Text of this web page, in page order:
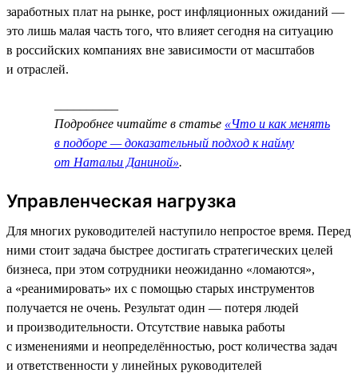
заработных плат на рынке, рост инфляционных ожиданий —
это лишь малая часть того, что влияет сегодня на ситуацию
в российских компаниях вне зависимости от масштабов
и отраслей.
Подробнее читайте в статье «Что и как менять
в подборе — доказательный подход к найму
от Натальи Даниной».
Управленческая нагрузка
Для многих руководителей наступило непростое время. Перед
ними стоит задача быстрее достигать стратегических целей
бизнеса, при этом сотрудники неожиданно «ломаются»,
а «реанимировать» их с помощью старых инструментов
получается не очень. Результат один — потеря людей
и производительности. Отсутствие навыка работы
с изменениями и неопределённостью, рост количества задач
и ответственности у линейных руководителей